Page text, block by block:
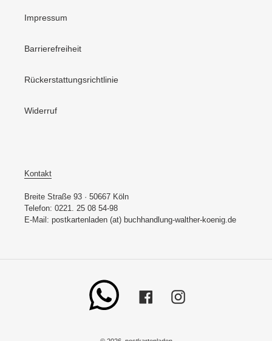
Impressum
Barrierefreiheit
Rückerstattungsrichtlinie
Widerruf
Kontakt
Breite Straße 93 · 50667 Köln
Telefon: 0221. 25 08 54-98
E-Mail: postkartenladen (at) buchhandlung-walther-koenig.de
FacebookInstagram